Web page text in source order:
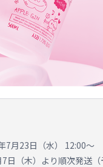
7月23日（水） 12:00～
（木）より順次発送（